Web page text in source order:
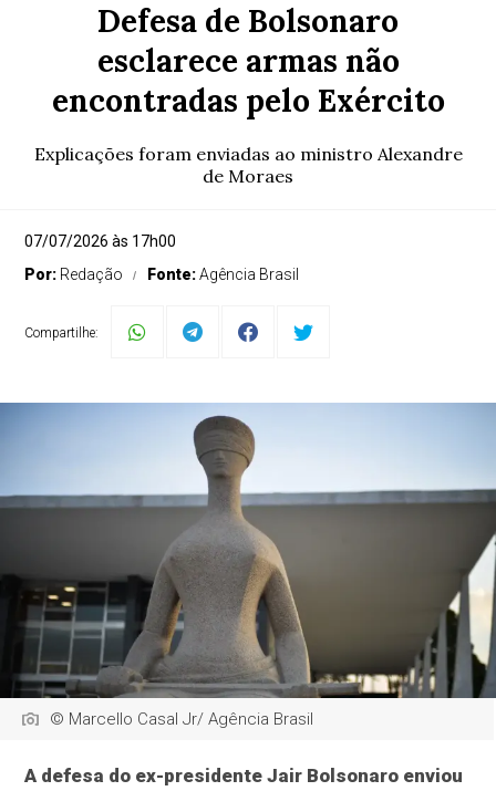
Defesa de Bolsonaro
esclarece armas não
encontradas pelo Exército
Explicações foram enviadas ao ministro Alexandre
de Moraes
07/07/2026 às 17h00
Por: Redação Fonte:Agência Brasil
Compartilhe:
© Marcello Casal Jr/ Agência Brasil
A defesa do ex-presidente Jair Bolsonaro enviou